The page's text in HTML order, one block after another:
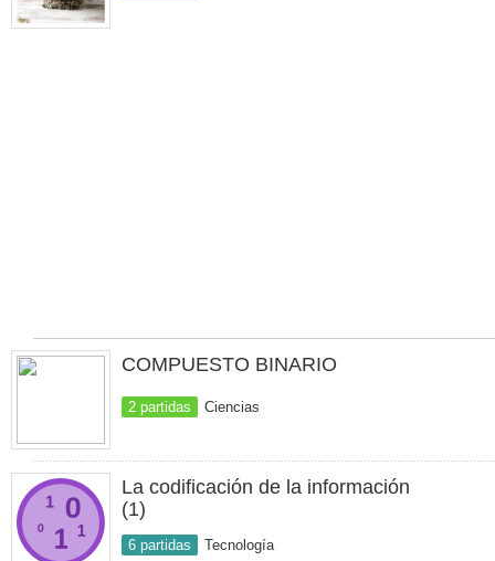
COMPUESTO BINARIO
2 partidas Ciencias
La codificación de la información
(1)
6 partidas Tecnología